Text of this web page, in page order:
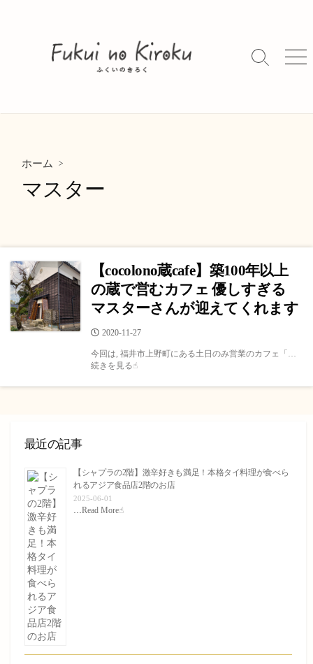
ス
検
替
メ
ホーム >
マスター
【cocolono蔵cafe】築100年以上
の蔵で営むカフェ 優しすぎる
マスターさんが迎えてくれます
公
日
2020-11-27
今回は, 福井市上野町にある土日のみ営業のカフェ「…
続きを見る☝︎
最近の記事
【シャプラの2階】激辛好きも満足！本格タイ料理が食べら
れるアジア食品店2階のお店
2025-06-01
Read More☝︎